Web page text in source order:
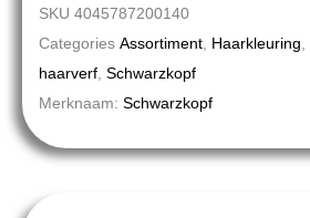
60ml
hoeveelheid
SKU 4045787200140
Categories Assortiment, Haarkleuring,
haarverf, Schwarzkopf
Merknaam: Schwarzkopf